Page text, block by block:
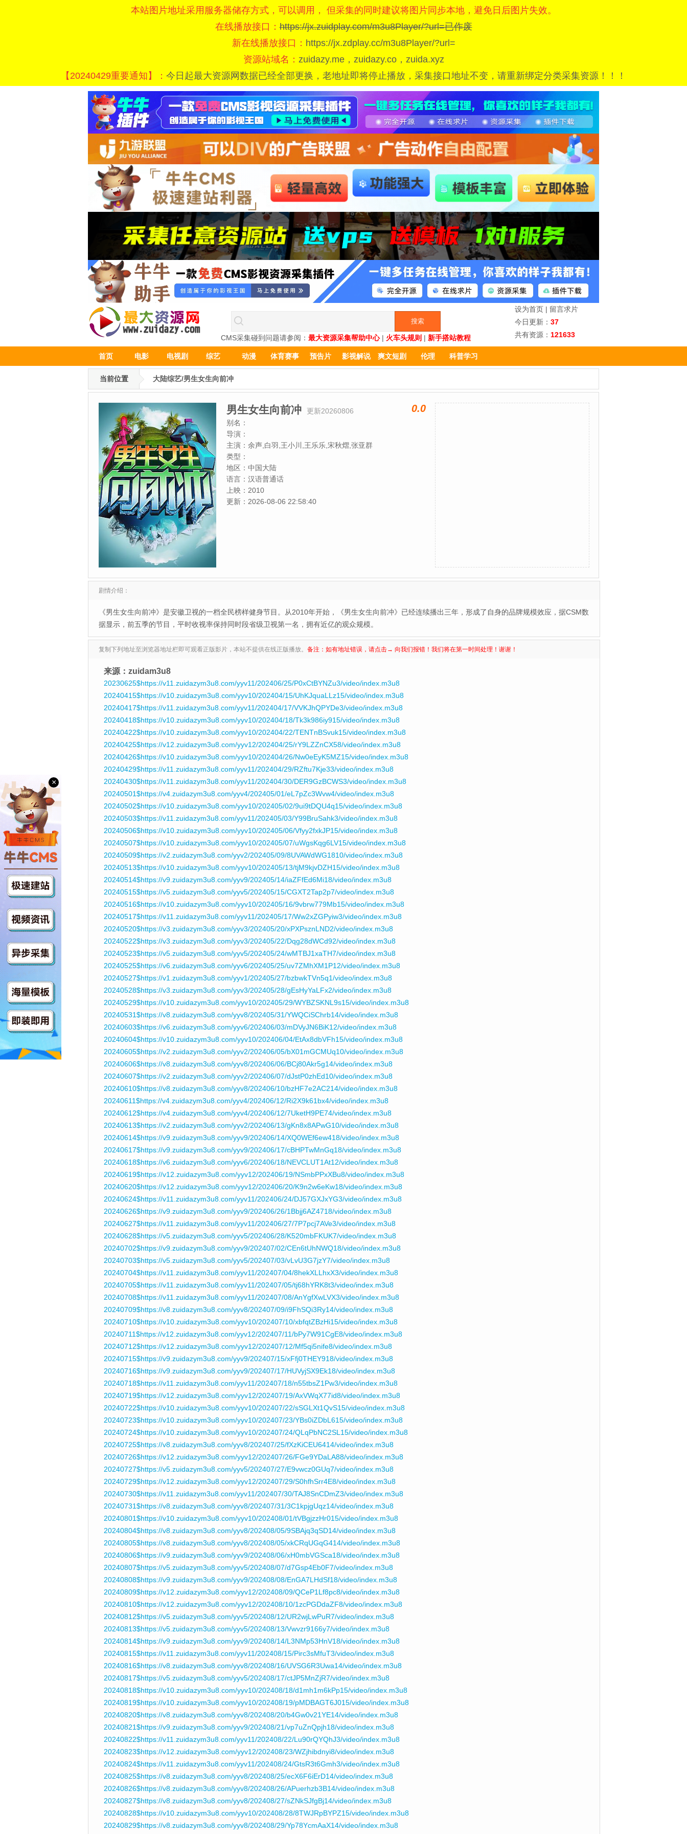
本站图片地址采用服务器储存方式，可以调用， 但采集的同时建议将图片同步本地，避免日后图片失效。
在线播放接口：https://jx.zuidplay.com/m3u8Player/?url=已作废
新在线播放接口： https://jx.zdplay.cc/m3u8Player/?url=
资源站域名： zuidazy.me，zuidazy.co，zuida.xyz
【20240429重要通知】： 今日起最大资源网数据已经全部更换，老地址即将停止播放，采集接口地址不变，请重新绑定分类采集资源！！！
CMS采集碰到问题请参阅： 最大资源采集帮助中心| 火车头规则 | 新手搭站教程
设为首页 | 留言求片
今日更新： 37
共有资源： 121633
首页 电影 电视剧 综艺 动漫 体育赛事 预告片 影视解说 爽文短剧 伦理 科普学习
当前位置 大陆综艺/男生女生向前冲
男生女生向前冲 更新20260806 0.0
别名：
导演：
主演： 余声,白羽,王小川,王乐乐,宋秋熠,张亚群
类型：
地区： 中国大陆
语言： 汉语普通话
上映： 2010
更新： 2026-08-06 22:58:40
剧情介绍：
《男生女生向前冲》是安徽卫视的一档全民榜样健身节目。从2010年开始，《男生女生向前冲》已经连续播出三年，形成了自身的品牌规模效应，据CSM数
据显示，前五季的节目，平时收视率保持同时段省级卫视第一名，拥有近亿的观众规模。
复制下列地址至浏览器地址栏即可观看正版影片，本站不提供在线正版播放。 备注：如有地址错误，请点击→ 向我们报错！我们将在第一时间处理！谢谢！
来源：zuidam3u8
20230625$https://v11.zuidazym3u8.com/yyv11/202406/25/P0xCtBYNZu3/video/index.m3u8
20240415$https://v10.zuidazym3u8.com/yyv10/202404/15/UhKJquaLLz15/video/index.m3u8
20240417$https://v11.zuidazym3u8.com/yyv11/202404/17/VVKJhQPYDe3/video/index.m3u8
20240418$https://v10.zuidazym3u8.com/yyv10/202404/18/Tk3k986iy915/video/index.m3u8
20240422$https://v10.zuidazym3u8.com/yyv10/202404/22/TENTnBSvuk15/video/index.m3u8
20240425$https://v12.zuidazym3u8.com/yyv12/202404/25/rY9LZZnCX58/video/index.m3u8
20240426$https://v10.zuidazym3u8.com/yyv10/202404/26/Nw0eEyK5MZ15/video/index.m3u8
20240429$https://v11.zuidazym3u8.com/yyv11/202404/29/RZftu7Kje33/video/index.m3u8
20240430$https://v11.zuidazym3u8.com/yyv11/202404/30/DER9GzBCWS3/video/index.m3u8
20240501$https://v4.zuidazym3u8.com/yyv4/202405/01/eL7pZc3Wvw4/video/index.m3u8
20240502$https://v10.zuidazym3u8.com/yyv10/202405/02/9ui9tDQU4q15/video/index.m3u8
20240503$https://v11.zuidazym3u8.com/yyv11/202405/03/Y99BruSahk3/video/index.m3u8
20240506$https://v10.zuidazym3u8.com/yyv10/202405/06/Vfyy2fxkJP15/video/index.m3u8
20240507$https://v10.zuidazym3u8.com/yyv10/202405/07/uWgsKqg6LV15/video/index.m3u8
20240509$https://v2.zuidazym3u8.com/yyv2/202405/09/8UVAWdWG1810/video/index.m3u8
20240513$https://v10.zuidazym3u8.com/yyv10/202405/13/tjM9kjvDZH15/video/index.m3u8
20240514$https://v9.zuidazym3u8.com/yyv9/202405/14/iaZFfEd6Mi18/video/index.m3u8
20240515$https://v5.zuidazym3u8.com/yyv5/202405/15/CGXT2Tap2p7/video/index.m3u8
20240516$https://v10.zuidazym3u8.com/yyv10/202405/16/9vbrw779Mb15/video/index.m3u8
20240517$https://v11.zuidazym3u8.com/yyv11/202405/17/Ww2xZGPyiw3/video/index.m3u8
20240520$https://v3.zuidazym3u8.com/yyv3/202405/20/xPXPsznLND2/video/index.m3u8
20240522$https://v3.zuidazym3u8.com/yyv3/202405/22/Dqg28dWCd92/video/index.m3u8
20240523$https://v5.zuidazym3u8.com/yyv5/202405/24/wMTBJ1xaTH7/video/index.m3u8
20240525$https://v6.zuidazym3u8.com/yyv6/202405/25/uv7ZMhXM1P12/video/index.m3u8
20240527$https://v1.zuidazym3u8.com/yyv1/202405/27/bzbwkTVn5q1/video/index.m3u8
20240528$https://v3.zuidazym3u8.com/yyv3/202405/28/gEsHyYaLFx2/video/index.m3u8
20240529$https://v10.zuidazym3u8.com/yyv10/202405/29/WYBZSKNL9s15/video/index.m3u8
20240531$https://v8.zuidazym3u8.com/yyv8/202405/31/YWQCiSChrb14/video/index.m3u8
20240603$https://v6.zuidazym3u8.com/yyv6/202406/03/mDVyJN6BiK12/video/index.m3u8
20240604$https://v10.zuidazym3u8.com/yyv10/202406/04/EtAx8dbVFh15/video/index.m3u8
20240605$https://v2.zuidazym3u8.com/yyv2/202406/05/bX01mGCMUq10/video/index.m3u8
20240606$https://v8.zuidazym3u8.com/yyv8/202406/06/BCj80Akr5g14/video/index.m3u8
20240607$https://v2.zuidazym3u8.com/yyv2/202406/07/dJstP0zhEd10/video/index.m3u8
20240610$https://v8.zuidazym3u8.com/yyv8/202406/10/bzHF7e2AC214/video/index.m3u8
20240611$https://v4.zuidazym3u8.com/yyv4/202406/12/Ri2X9k61bx4/video/index.m3u8
20240612$https://v4.zuidazym3u8.com/yyv4/202406/12/7UketH9PE74/video/index.m3u8
20240613$https://v2.zuidazym3u8.com/yyv2/202406/13/gKn8x8APwG10/video/index.m3u8
20240614$https://v9.zuidazym3u8.com/yyv9/202406/14/XQ0WEf6ew418/video/index.m3u8
20240617$https://v9.zuidazym3u8.com/yyv9/202406/17/cBHPTwMnGq18/video/index.m3u8
20240618$https://v6.zuidazym3u8.com/yyv6/202406/18/NEVCLUT1At12/video/index.m3u8
20240619$https://v12.zuidazym3u8.com/yyv12/202406/19/NSmbPPxXBu8/video/index.m3u8
20240620$https://v12.zuidazym3u8.com/yyv12/202406/20/K9n2w6eKw18/video/index.m3u8
20240624$https://v11.zuidazym3u8.com/yyv11/202406/24/DJ57GXJxYG3/video/index.m3u8
20240626$https://v9.zuidazym3u8.com/yyv9/202406/26/1Bbjj6AZ4718/video/index.m3u8
20240627$https://v11.zuidazym3u8.com/yyv11/202406/27/7P7pcj7AVe3/video/index.m3u8
20240628$https://v5.zuidazym3u8.com/yyv5/202406/28/K520mbFKUK7/video/index.m3u8
20240702$https://v9.zuidazym3u8.com/yyv9/202407/02/CEn6tUhNWQ18/video/index.m3u8
20240703$https://v5.zuidazym3u8.com/yyv5/202407/03/vLvU3G7jzY7/video/index.m3u8
20240704$https://v11.zuidazym3u8.com/yyv11/202407/04/8hekXLLhxX3/video/index.m3u8
20240705$https://v11.zuidazym3u8.com/yyv11/202407/05/tj68hYRK8t3/video/index.m3u8
20240708$https://v11.zuidazym3u8.com/yyv11/202407/08/AnYgfXwLVX3/video/index.m3u8
20240709$https://v8.zuidazym3u8.com/yyv8/202407/09/i9FhSQi3Ry14/video/index.m3u8
20240710$https://v10.zuidazym3u8.com/yyv10/202407/10/xbfqtZBzHi15/video/index.m3u8
20240711$https://v12.zuidazym3u8.com/yyv12/202407/11/bPy7W91CgE8/video/index.m3u8
20240712$https://v12.zuidazym3u8.com/yyv12/202407/12/Mf5qi5nife8/video/index.m3u8
20240715$https://v9.zuidazym3u8.com/yyv9/202407/15/xFfj0THEY918/video/index.m3u8
20240716$https://v9.zuidazym3u8.com/yyv9/202407/17/HUVyjSX9Ek18/video/index.m3u8
20240718$https://v11.zuidazym3u8.com/yyv11/202407/18/n55tbsZ1Pw3/video/index.m3u8
20240719$https://v12.zuidazym3u8.com/yyv12/202407/19/AxVWqX77id8/video/index.m3u8
20240722$https://v10.zuidazym3u8.com/yyv10/202407/22/sSGLXt1QvS15/video/index.m3u8
20240723$https://v10.zuidazym3u8.com/yyv10/202407/23/YBs0iZDbL615/video/index.m3u8
20240724$https://v10.zuidazym3u8.com/yyv10/202407/24/QLqPbNC2SL15/video/index.m3u8
20240725$https://v8.zuidazym3u8.com/yyv8/202407/25/fXzKiCEU6414/video/index.m3u8
20240726$https://v12.zuidazym3u8.com/yyv12/202407/26/FGe9YDaLA88/video/index.m3u8
20240727$https://v5.zuidazym3u8.com/yyv5/202407/27/E9vwcz0GUq7/video/index.m3u8
20240729$https://v12.zuidazym3u8.com/yyv12/202407/29/S0hfhSrr4E8/video/index.m3u8
20240730$https://v11.zuidazym3u8.com/yyv11/202407/30/TAJ8SnCDmZ3/video/index.m3u8
20240731$https://v8.zuidazym3u8.com/yyv8/202407/31/3C1kpjgUqz14/video/index.m3u8
20240801$https://v10.zuidazym3u8.com/yyv10/202408/01/tVBgjzzHr015/video/index.m3u8
20240804$https://v8.zuidazym3u8.com/yyv8/202408/05/9SBAjq3qSD14/video/index.m3u8
20240805$https://v8.zuidazym3u8.com/yyv8/202408/05/xkCRqUGqG414/video/index.m3u8
20240806$https://v9.zuidazym3u8.com/yyv9/202408/06/xH0mbVGSca18/video/index.m3u8
20240807$https://v5.zuidazym3u8.com/yyv5/202408/07/d7Gsp4Eb0F7/video/index.m3u8
20240808$https://v9.zuidazym3u8.com/yyv9/202408/08/EnGA7LHdSf18/video/index.m3u8
20240809$https://v12.zuidazym3u8.com/yyv12/202408/09/QCeP1Lf8pc8/video/index.m3u8
20240810$https://v12.zuidazym3u8.com/yyv12/202408/10/1zcPGDdaZF8/video/index.m3u8
20240812$https://v5.zuidazym3u8.com/yyv5/202408/12/UR2wjLwPuR7/video/index.m3u8
20240813$https://v5.zuidazym3u8.com/yyv5/202408/13/Vwvzr9166y7/video/index.m3u8
20240814$https://v9.zuidazym3u8.com/yyv9/202408/14/L3NMp53HnV18/video/index.m3u8
20240815$https://v11.zuidazym3u8.com/yyv11/202408/15/Pirc3sMfuT3/video/index.m3u8
20240816$https://v8.zuidazym3u8.com/yyv8/202408/16/UVSG6R3Uwa14/video/index.m3u8
20240817$https://v5.zuidazym3u8.com/yyv5/202408/17/ctJP5MnZjR7/video/index.m3u8
20240818$https://v10.zuidazym3u8.com/yyv10/202408/18/d1mh1m6kPp15/video/index.m3u8
20240819$https://v10.zuidazym3u8.com/yyv10/202408/19/pMDBAGT6J015/video/index.m3u8
20240820$https://v8.zuidazym3u8.com/yyv8/202408/20/b4Gw0v21YE14/video/index.m3u8
20240821$https://v9.zuidazym3u8.com/yyv9/202408/21/vp7uZnQpjh18/video/index.m3u8
20240822$https://v11.zuidazym3u8.com/yyv11/202408/22/Lu90rQYQhJ3/video/index.m3u8
20240823$https://v12.zuidazym3u8.com/yyv12/202408/23/WZjhibdnyi8/video/index.m3u8
20240824$https://v11.zuidazym3u8.com/yyv11/202408/24/GtsR3t6Gmh3/video/index.m3u8
20240825$https://v8.zuidazym3u8.com/yyv8/202408/25/ecX6F6iErD14/video/index.m3u8
20240826$https://v8.zuidazym3u8.com/yyv8/202408/26/APuerhzb3B14/video/index.m3u8
20240827$https://v8.zuidazym3u8.com/yyv8/202408/27/sZNkSJfgBj14/video/index.m3u8
20240828$https://v10.zuidazym3u8.com/yyv10/202408/28/8TWJRpBYPZ15/video/index.m3u8
20240829$https://v8.zuidazym3u8.com/yyv8/202408/29/Yp78YcmAaX14/video/index.m3u8
×